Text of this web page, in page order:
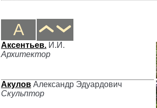
А
Аксентьев. И.И.
Архитектор
Акулов Александр Эдуардович
Скульптор